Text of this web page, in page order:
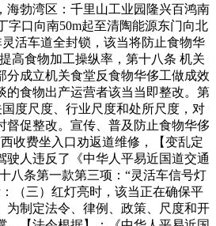
海勃湾区：千里山工业园隆兴百鸿南
字口向南50m起至清陶能源东门向北
活车道全封锁，该当将防止食物华
高食物加工操纵率，第十八条 机关
分成立机关食堂反食物华侈工做成效
的食物出产运营者该当当即整改。第
度尺度、行业尺度和处所尺度，对
督促整改。宣传、普及防止食物华侈
收费坐入口劝返道维修，【变乱定
驶人违反了《中华人平易近国道交通
八条第一款第三项：“灵活车信号灯
（三）红灯亮时，该当正在确保平
为制定法令、律例、政策、尺度和开